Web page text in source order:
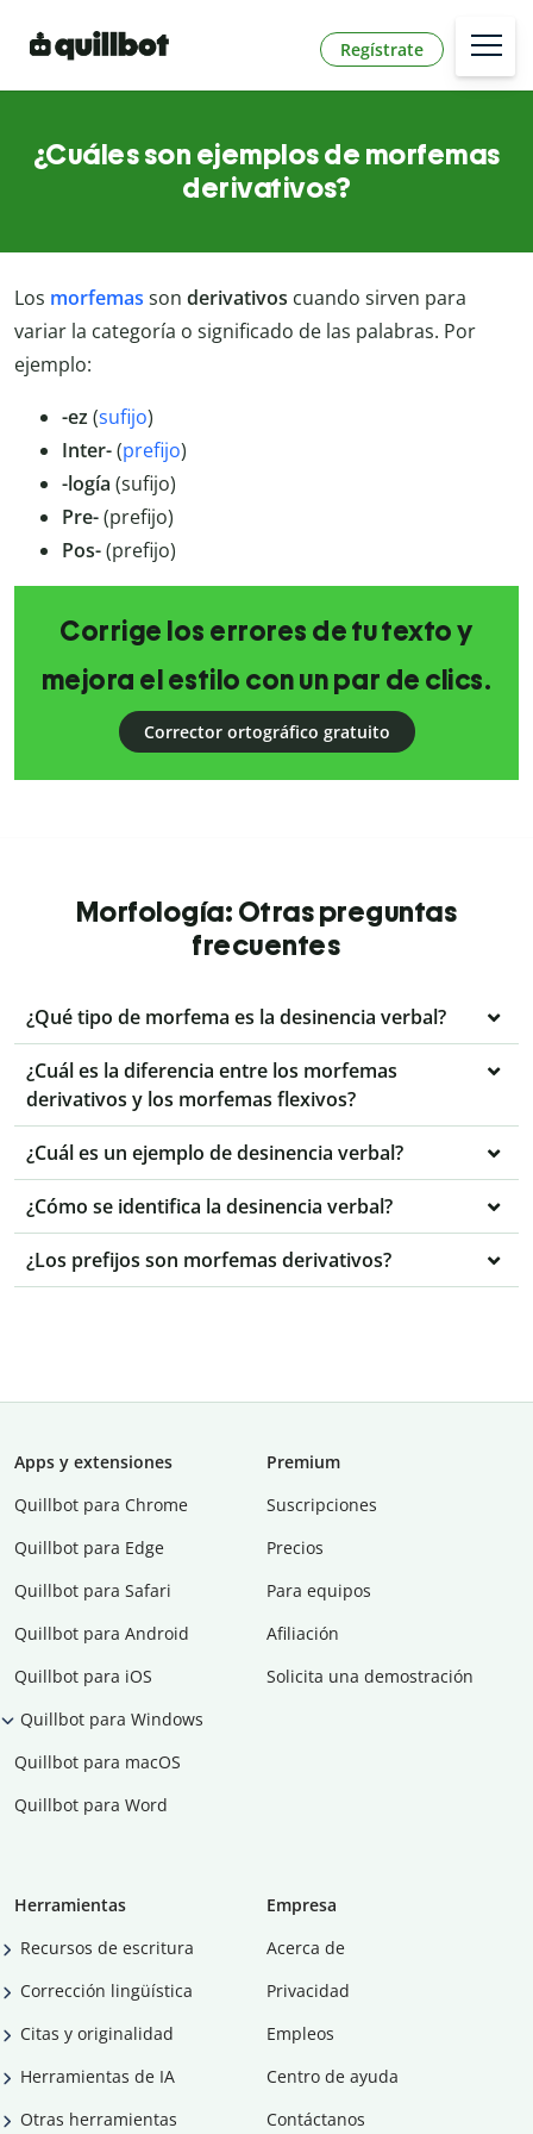
Regístrate
¿Cuáles son ejemplos de morfemas
derivativos?
Los morfemas son derivativos cuando sirven para
variar la categoría o significado de las palabras. Por
ejemplo:
-ez(sufijo)
Inter-(prefijo)
-logía (sufijo)
Pre-(prefijo)
Pos-(prefijo)
Corrige los errores de tu texto y
mejora el estilo con un par de clics.
Corrector ortográfico gratuito
Morfología: Otras preguntas
frecuentes
¿Qué tipo de morfema es la desinencia verbal?
¿Cuál es la diferencia entre los morfemas
derivativos y los morfemas flexivos?
¿Cuál es un ejemplo de desinencia verbal?
¿Cómo se identifica la desinencia verbal?
¿Los prefijos son morfemas derivativos?
Apps y extensiones
Quillbot para Chrome
Quillbot para Edge
Quillbot para Safari
Quillbot para Android
Quillbot para iOS
Quillbot para Windows
Quillbot para macOS
Quillbot para Word
Premium
Suscripciones
Precios
Para equipos
Afiliación
Solicita una demostración
Herramientas
Recursos de escritura
Corrección lingüística
Citas y originalidad
Herramientas de IA
Otras herramientas
Empresa
Acerca de
Privacidad
Empleos
Centro de ayuda
Contáctanos